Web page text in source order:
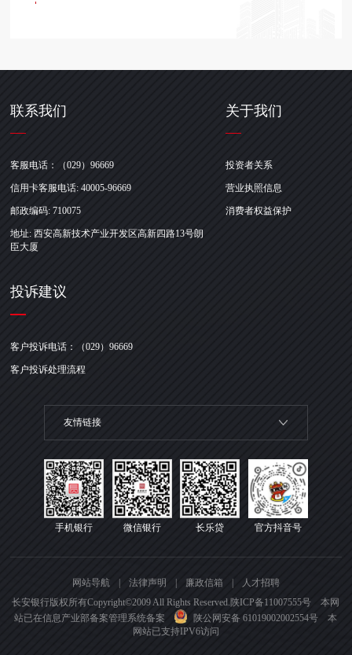
联系我们
客服电话：（029）96669
信用卡客服电话: 40005-96669
邮政编码: 710075
地址: 西安高新技术产业开发区高新四路13号朗
臣大厦
关于我们
投资者关系
营业执照信息
消费者权益保护
投诉建议
客户投诉电话：（029）96669
客户投诉处理流程
友情链接
手机银行 微信银行 长乐贷 官方抖音号
网站导航 法律声明 廉政信箱
人才招聘
长安银行版权所有Copyright©2009 All Rights Reserved. 陕ICP备11007555号 本网
站已在信息产业部备案管理系统备案
陕公网安备 61019002002554号 本
网站已支持IPV6访问